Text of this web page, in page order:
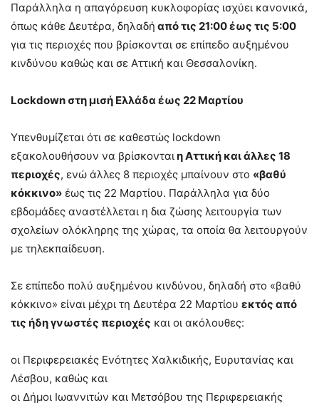
Παράλληλα η απαγόρευση κυκλοφορίας ισχύει κανονικά,
όπως κάθε Δευτέρα, δηλαδή από τις 21:00 έως τις 5:00
για τις περιοχές που βρίσκονται σε επίπεδο αυξημένου
κινδύνου καθώς και σε Αττική και Θεσσαλονίκη.
Lockdown στη μισή Ελλάδα έως 22 Μαρτίου
Υπενθυμίζεται ότι σε καθεστώς lockdown
εξακολουθήσουν να βρίσκονταιη Αττική και άλλες 18
περιοχές, ενώ άλλες 8 περιοχές μπαίνουν στο «βαθύ
κόκκινο» έως τις 22 Μαρτίου. Παράλληλα για δύο
εβδομάδες αναστέλλεται η δια ζώσης λειτουργία των
σχολείων ολόκληρης της χώρας, τα οποία θα λειτουργούν
με τηλεκπαίδευση.
Σε επίπεδο πολύ αυξημένου κινδύνου, δηλαδή στο «βαθύ
κόκκινο» είναι μέχρι τη Δευτέρα 22 Μαρτίου εκτός από
τις ήδη γνωστές περιοχές και οι ακόλουθες:
οι Περιφερειακές Ενότητες Χαλκιδικής, Ευρυτανίας και
Λέσβου, καθώς και
οι Δήμοι Ιωαννιτών και Μετσόβου της Περιφερειακής